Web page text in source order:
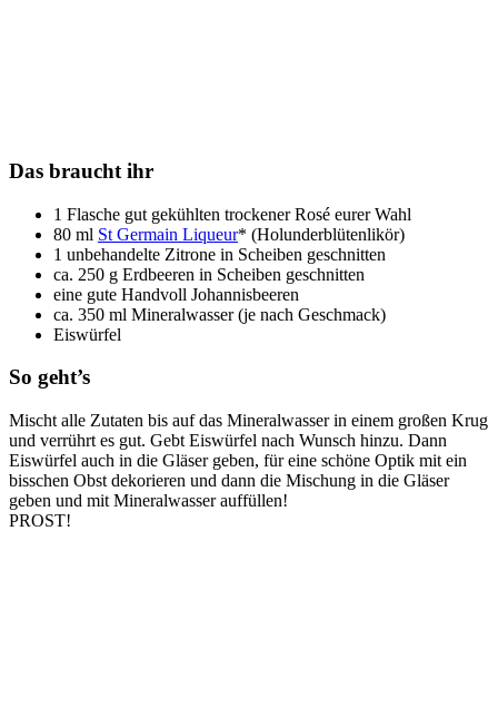
Das braucht ihr
1 Flasche gut gekühlten trockener Rosé eurer Wahl
80 ml St Germain Liqueur* (Holunderblütenlikör)
1 unbehandelte Zitrone in Scheiben geschnitten
ca. 250 g Erdbeeren in Scheiben geschnitten
eine gute Handvoll Johannisbeeren
ca. 350 ml Mineralwasser (je nach Geschmack)
Eiswürfel
So geht’s
Mischt alle Zutaten bis auf das Mineralwasser in einem großen Krug
und verrührt es gut. Gebt Eiswürfel nach Wunsch hinzu. Dann
Eiswürfel auch in die Gläser geben, für eine schöne Optik mit ein
bisschen Obst dekorieren und dann die Mischung in die Gläser
geben und mit Mineralwasser auffüllen!
PROST!